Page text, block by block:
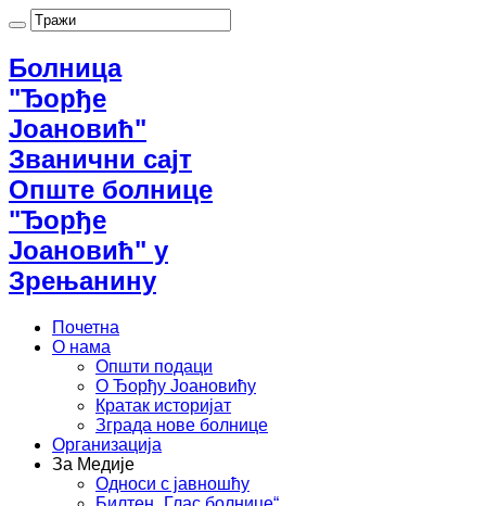
Болница
"Ђорђе
Јоановић"
Званични сајт
Опште болнице
"Ђорђе
Јоановић" у
Зрењанину
Почетна
О нама
Општи подаци
О Ђорђу Јоановићу
Кратак историјат
Зграда нове болнице
Организација
За Медије
Односи с јавношћу